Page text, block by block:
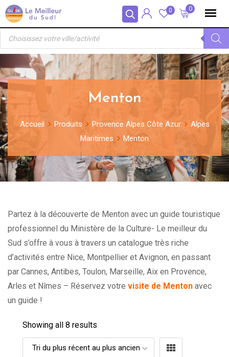
Panneau de gestion des cookies
Skip
to
content
0
0
Recherche
produits
Menton
Accueil Produits Provence Alpes Côte Azur
Alpes
Maritimes
Menton
Partez à la découverte de Menton avec un guide touristique
professionnel du Ministère de la Culture- Le meilleur du
Sud s’offre à vous à travers un catalogue très riche
d’activités entre Nice, Montpellier et Avignon, en passant
par Cannes, Antibes, Toulon, Marseille, Aix en Provence,
Arles et Nîmes – Réservez votre visite de Menton avec
un guide !
Showing all 8 results